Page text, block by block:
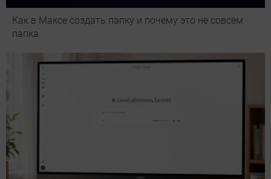
Как в Максе создать папку и почему это не совсем
папка